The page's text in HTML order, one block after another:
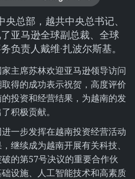
央总部，越共中央总书记、
亚马逊全球副总裁、全球
负责人戴维·扎波尔斯基。
主席苏林欢迎亚马逊领导访问
得的成功表示祝贺，高度评价
投资和经营结果，为越南的发
积极贡献。
一步发挥在越南投资经营活动
继续成为越南开展有关科技、
的第57号决议的重要合作伙
设施、人工智能技术和高素质